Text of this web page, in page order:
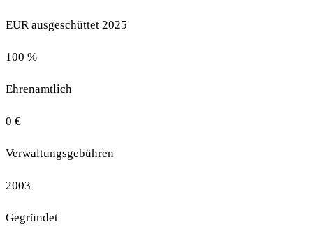
EUR ausgeschüttet 2025
100 %
Ehrenamtlich
0 €
Verwaltungsgebühren
2003
Gegründet